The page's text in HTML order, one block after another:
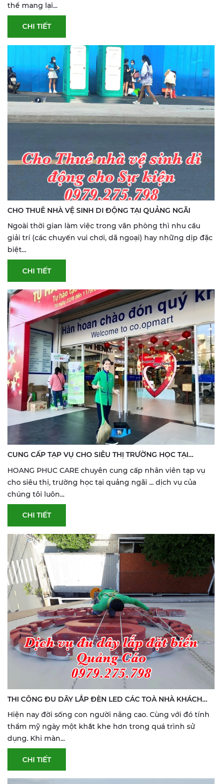
thể mang lại...
CHI TIẾT
CHO THUÊ NHÀ VỆ SINH DI ĐỘNG TẠI QUẢNG NGÃI
Ngoài thời gian làm việc trong văn phòng thì nhu cầu
giải trí (các chuyến vui chơi, dã ngoại) hay những dịp đặc
biệt...
CHI TIẾT
CUNG CẤP TẠP VỤ CHO SIÊU THỊ TRƯỜNG HỌC TẠI
QUẢNG NGÃI
HOANG PHUC CARE chuyên cung cấp nhân viên tạp vụ
cho siêu thị, trường học tại quảng ngãi ... dịch vụ của
chúng tôi luôn...
CHI TIẾT
THI CÔNG ĐU DÂY LẮP ĐÈN LED CÁC TOÀ NHÀ KHÁCH
SẠN HOANG PHUC CARE
Hiện nay đời sống con người nâng cao. Cùng với đó tính
thẩm mỹ ngày một khắt khe hơn trong quá trình sử
dụng. Khi màn...
CHI TIẾT